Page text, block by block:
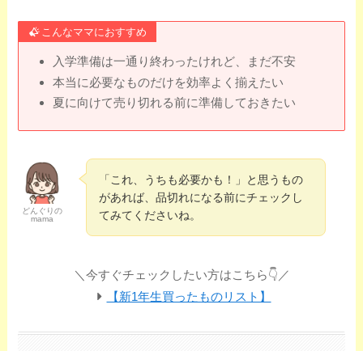
こんなママにおすすめ
入学準備は一通り終わったけれど、まだ不安
本当に必要なものだけを効率よく揃えたい
夏に向けて売り切れる前に準備しておきたい
どんぐりの
mama
「これ、うちも必要かも！」と思うもの
があれば、品切れになる前にチェックし
てみてくださいね。
＼今すぐチェックしたい方はこちら👇️／
【新1年生買ったものリスト】